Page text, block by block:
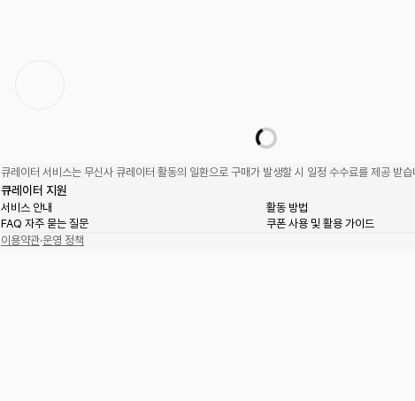
큐레이터 서비스는 무신사 큐레이터 활동의 일환으로 구매가 발생할 시 일정 수수료를 제공 받습
큐레이터 지원
서비스 안내
활동 방법
FAQ 자주 묻는 질문
쿠폰 사용 및 활용 가이드
이용약관·운영 정책